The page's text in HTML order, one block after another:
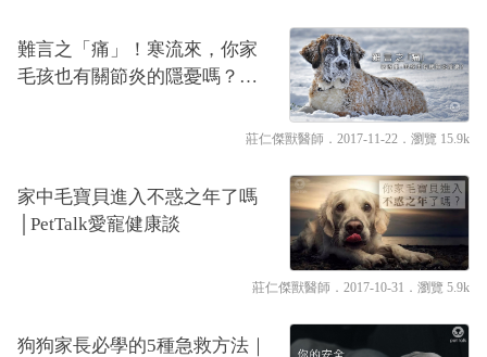
難言之「痛」！寒流來，你家
毛孩也有關節炎的隱憂嗎？｜
莊仁傑獸醫師 ．2017-11-22． 瀏覽 15.9k
家中毛寶貝進入不惑之年了嗎
│PetTalk愛寵健康談
莊仁傑獸醫師 ．2017-10-31． 瀏覽 5.9k
狗狗家長必學的5種急救方法｜